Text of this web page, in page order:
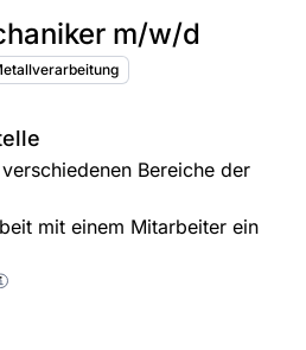
m/w/d
Bereiche der
mit einem Mitarbeiter ein